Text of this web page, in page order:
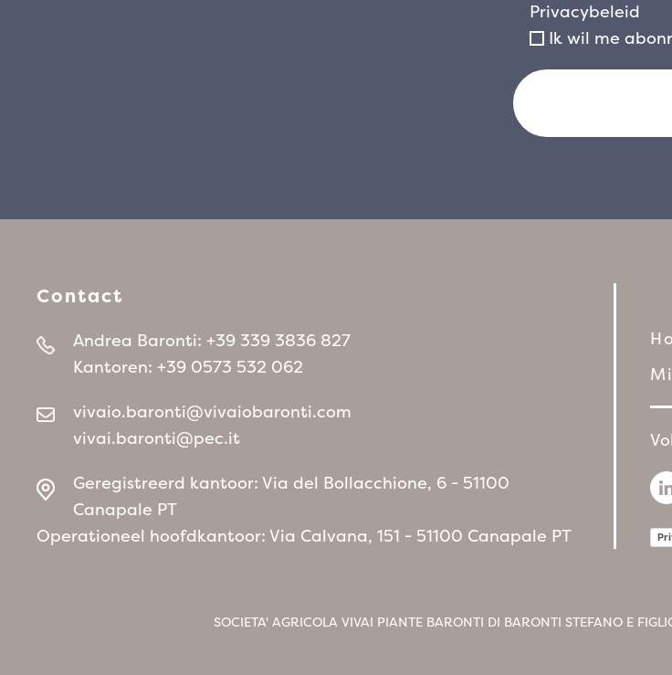
Privacybeleid
Ik wil me
Contact
Andrea Baronti: +39 339 3836 827
Kantoren: +39 0573 532 062
vivaio.baronti@vivaiobaronti.com
vivai.baronti@pec.it
Geregistreerd kantoor: Via del Bollacchione, 6 - 51100
Canapale PT
Operationeel hoofdkantoor: Via Calvana, 151 - 51100 Canapale PT
SOCIETA' AGRICOLA VIVAI PIANTE BARONTI DI BARONTI STEFANO E